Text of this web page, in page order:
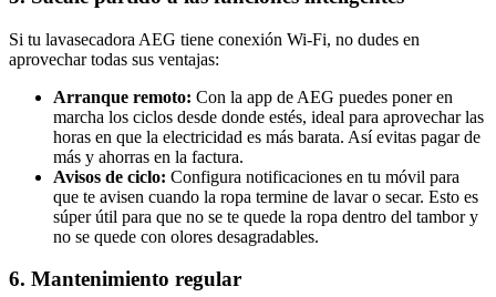
Si tu lavasecadora AEG tiene conexión Wi-Fi, no dudes en
aprovechar todas sus ventajas:
Arranque remoto: Con la app de AEG puedes poner en
marcha los ciclos desde donde estés, ideal para aprovechar las
horas en que la electricidad es más barata. Así evitas pagar de
más y ahorras en la factura.
Avisos de ciclo: Configura notificaciones en tu móvil para
que te avisen cuando la ropa termine de lavar o secar. Esto es
súper útil para que no se te quede la ropa dentro del tambor y
no se quede con olores desagradables.
6. Mantenimiento regular